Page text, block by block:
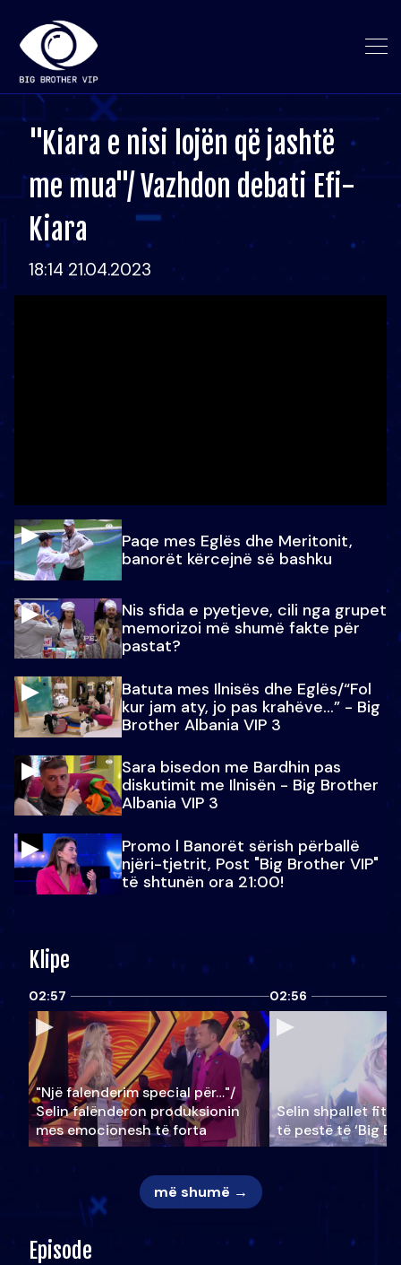
"Kiara e nisi lojën që jashtë
me mua"/ Vazhdon debati Efi-
Kiara
18:14 21.04.2023
Paqe mes Eglës dhe Meritonit,
banorët kërcejnë së bashku
Nis sfida e pyetjeve, cili nga grupet
memorizoi më shumë fakte për
pastat?
Batuta mes Ilnisës dhe Eglës/“Fol
kur jam aty, jo pas krahëve…” - Big
Brother Albania VIP 3
Sara bisedon me Bardhin pas
diskutimit me Ilnisën - Big Brother
Albania VIP 3
Promo l Banorët sërish përballë
njëri-tjetrit, Post "Big Brother VIP"
të shtunën ora 21:00!
Klipe
02:57
"Një falenderim special për…"/
Selin falënderon produksionin
mes emocionesh të forta
02:56
Selin shpallet
të pestë të ‘Big
më shumë →
Episode